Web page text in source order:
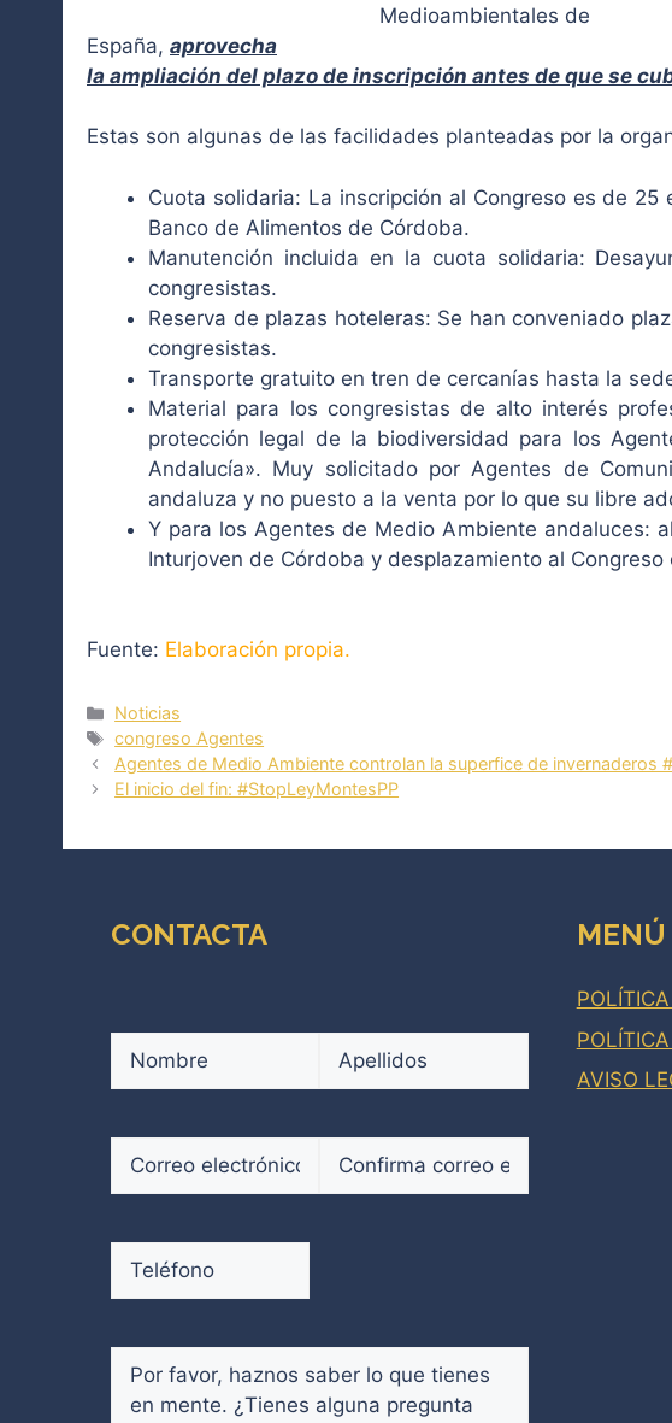
Medioambientales de
España, aprovecha
la ampliación del plazo de inscripción antes de que se
Estas son algunas de las facilidades planteadas por la
Cuota solidaria: La inscripción al Congreso es de
Banco de Alimentos de Córdoba.
Manutención incluida en la cuota solidaria:
congresistas.
Reserva de plazas hoteleras: Se han conveniado
congresistas.
Transporte gratuito en tren de cercanías hasta la
Material para los congresistas de alto interés
protección legal de la biodiversidad para los
Andalucía». Muy solicitado por Agentes de
andaluza y no puesto a la venta por lo que su libre
Y para los Agentes de Medio Ambiente andaluces:
Inturjoven de Córdoba y desplazamiento al Congreso
Fuente: Elaboración propia.
Categorías
Noticias
Etiquetas
congreso Agentes
Agentes de Medio Ambiente controlan la superfice de invernaderos
El inicio del fin: #StopLeyMontesPP
CONTACTA
Nombre
Correo
electrónico
(Obligatorio)
un
email
Teléfono
Comentarios (Obligatorio)
AVISO